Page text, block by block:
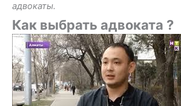
адвокаты.
Как выбрать адвоката ?